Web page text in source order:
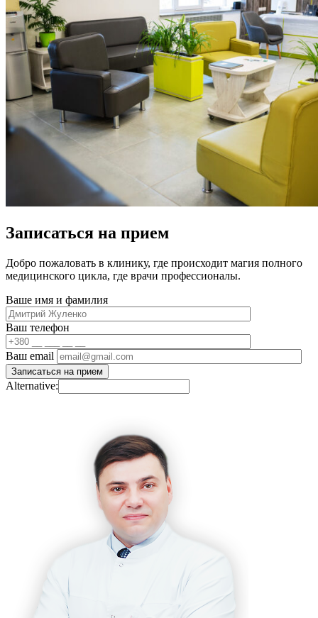
Записаться на прием
Добро пожаловать в клинику, где происходит магия полного
медицинского цикла, где врачи профессионалы.
Ваше имя и фамилия
Ваш телефон
Ваш email
Alternative: